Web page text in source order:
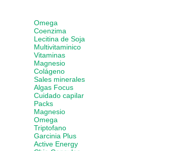
Omega
Coenzima
Lecitina de Soja
Multivitaminico
Vitaminas
Magnesio
Colágeno
Sales minerales
Algas Focus
Cuidado capilar
Packs
Magnesio
Omega
Triptofano
Garcinia Plus
Active Energy